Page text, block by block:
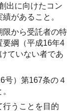
出に向けたコン
があること。
限から受託者の特
要綱（平成16年4
ていない者であ
号）第167条の４
行うことを目的